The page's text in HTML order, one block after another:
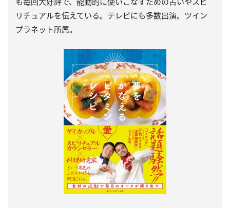
リチュアルを伝えている。テレビにも多数出演。ツイン
プラネット所属。